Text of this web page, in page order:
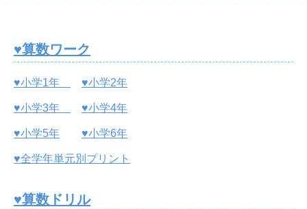
♥算数ワーク
♥小学1年 ♥小学2年
♥小学3年 ♥小学4年
♥小学5年 ♥小学6年
♥全学年単元別プリント
♥算数ドリル